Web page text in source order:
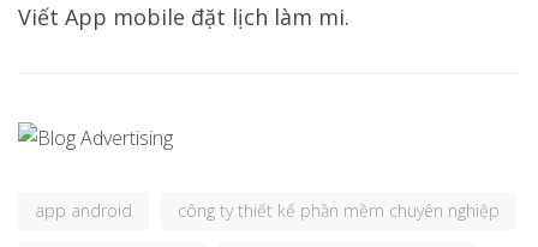
Viết App mobile đặt lịch làm mi.
app android công ty thiết kế phần mềm chuyên nghiệp